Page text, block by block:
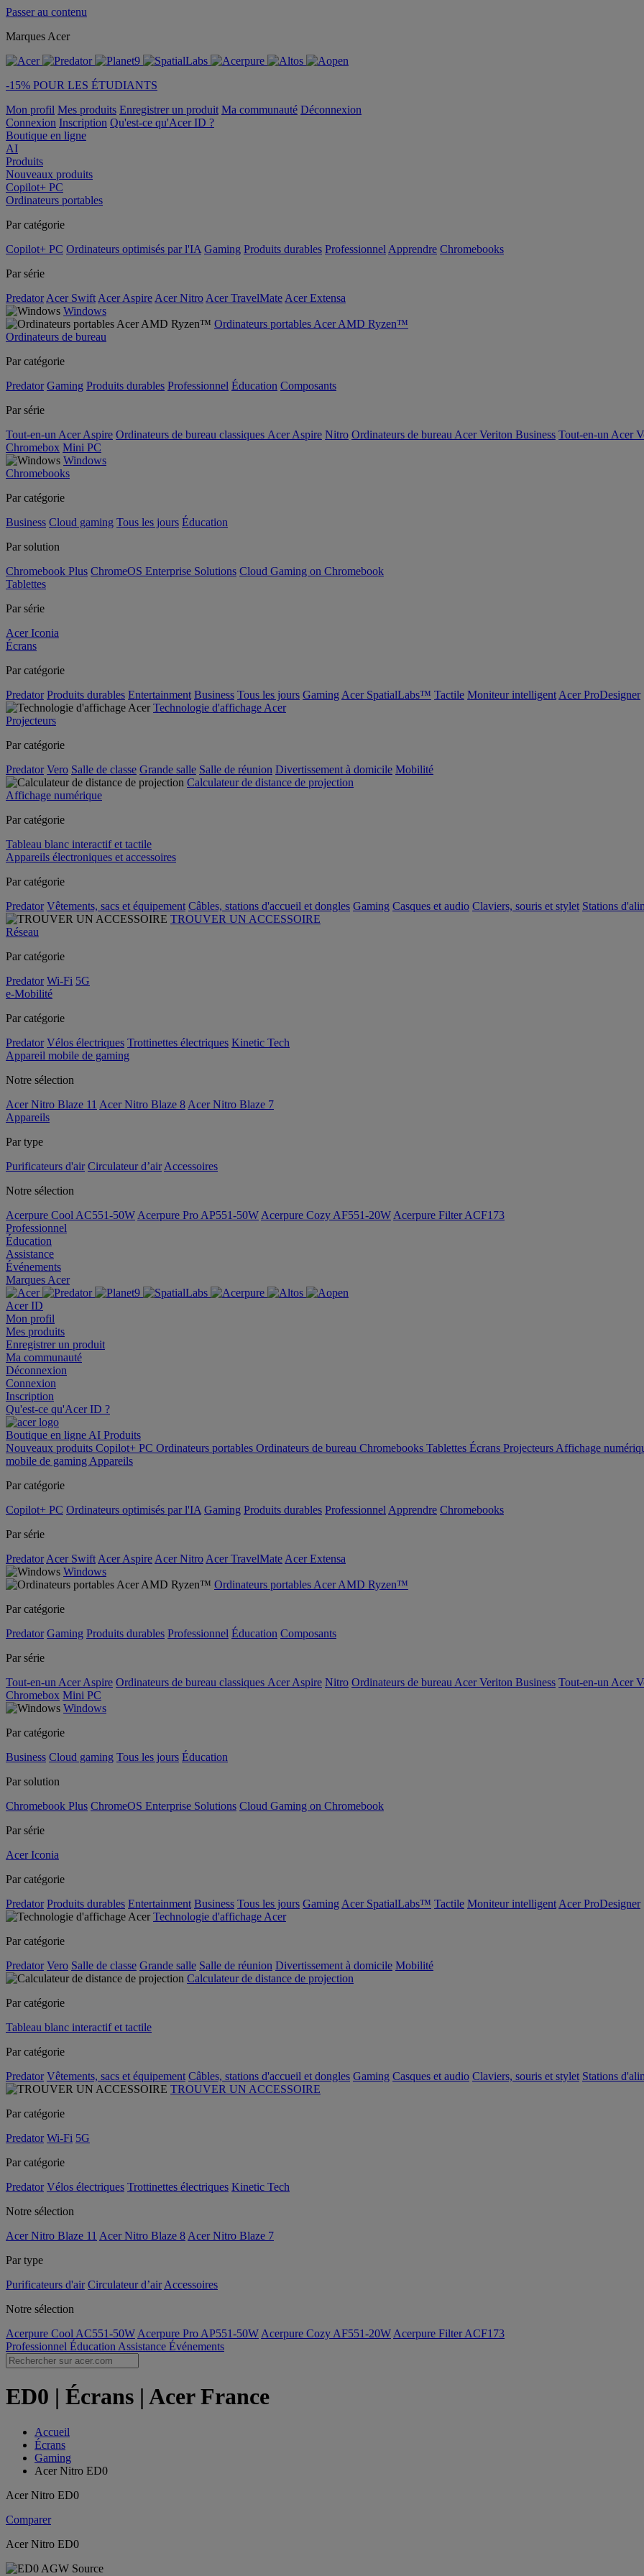
Passer au contenu
Marques Acer
-15% POUR LES ÉTUDIANTS
Mon profil Mes produits Enregistrer un produit Ma communauté Déconnexion
Connexion Inscription Qu'est-ce qu'Acer ID ?
Boutique en ligne
AI
Produits
Nouveaux produits
Copilot+ PC
Ordinateurs portables
Par catégorie
Copilot+ PC Ordinateurs optimisés par l'IA Gaming Produits durables Professionnel Apprendre Chromebooks
Par série
Predator Acer Swift Acer Aspire Acer Nitro Acer TravelMate Acer Extensa
Windows
Ordinateurs portables Acer AMD Ryzen™
Ordinateurs de bureau
Par catégorie
Predator Gaming Produits durables Professionnel Éducation Composants
Par série
Tout-en-un Acer Aspire Ordinateurs de bureau classiques Acer Aspire Nitro Ordinateurs de bureau Acer Veriton Business Tout-en-un Acer
Chromebox Mini PC
Windows
Chromebooks
Par catégorie
Business Cloud gaming Tous les jours Éducation
Par solution
Chromebook Plus ChromeOS Enterprise Solutions Cloud Gaming on Chromebook
Tablettes
Par série
Acer Iconia
Écrans
Par catégorie
Predator Produits durables Entertainment Business Tous les jours Gaming Acer SpatialLabs™ Tactile Moniteur intelligent Acer ProDesigner
Technologie d'affichage Acer
Projecteurs
Par catégorie
Predator Vero Salle de classe Grande salle Salle de réunion Divertissement à domicile Mobilité
Calculateur de distance de projection
Affichage numérique
Par catégorie
Tableau blanc interactif et tactile
Appareils électroniques et accessoires
Par catégorie
Predator Vêtements, sacs et équipement Câbles, stations d'accueil et dongles Gaming Casques et audio Claviers, souris et stylet Stations
TROUVER UN ACCESSOIRE
Réseau
Par catégorie
Predator Wi-Fi 5G
e-Mobilité
Par catégorie
Predator Vélos électriques Trottinettes électriques Kinetic Tech
Appareil mobile de gaming
Notre sélection
Acer Nitro Blaze 11 Acer Nitro Blaze 8 Acer Nitro Blaze 7
Appareils
Par type
Purificateurs d'air Circulateur d’air Accessoires
Notre sélection
Acerpure Cool AC551-50W Acerpure Pro AP551-50W Acerpure Cozy AF551-20W Acerpure Filter ACF173
Professionnel
Éducation
Assistance
Événements
Marques Acer
Acer ID
Mon profil
Mes produits
Enregistrer un produit
Ma communauté
Déconnexion
Connexion
Inscription
Qu'est-ce qu'Acer ID ?
Boutique en ligne AI Produits
Nouveaux produits Copilot+ PC Ordinateurs portables Ordinateurs de bureau Chromebooks Tablettes Écrans Projecteurs Affichage
mobile de gaming Appareils
Par catégorie
Copilot+ PC Ordinateurs optimisés par l'IA Gaming Produits durables Professionnel Apprendre Chromebooks
Par série
Predator Acer Swift Acer Aspire Acer Nitro Acer TravelMate Acer Extensa
Windows
Ordinateurs portables Acer AMD Ryzen™
Par catégorie
Predator Gaming Produits durables Professionnel Éducation Composants
Par série
Tout-en-un Acer Aspire Ordinateurs de bureau classiques Acer Aspire Nitro Ordinateurs de bureau Acer Veriton Business Tout-en-un Acer
Chromebox Mini PC
Windows
Par catégorie
Business Cloud gaming Tous les jours Éducation
Par solution
Chromebook Plus ChromeOS Enterprise Solutions Cloud Gaming on Chromebook
Par série
Acer Iconia
Par catégorie
Predator Produits durables Entertainment Business Tous les jours Gaming Acer SpatialLabs™ Tactile Moniteur intelligent Acer ProDesigner
Technologie d'affichage Acer
Par catégorie
Predator Vero Salle de classe Grande salle Salle de réunion Divertissement à domicile Mobilité
Calculateur de distance de projection
Par catégorie
Tableau blanc interactif et tactile
Par catégorie
Predator Vêtements, sacs et équipement Câbles, stations d'accueil et dongles Gaming Casques et audio Claviers, souris et stylet Stations
TROUVER UN ACCESSOIRE
Par catégorie
Predator Wi-Fi 5G
Par catégorie
Predator Vélos électriques Trottinettes électriques Kinetic Tech
Notre sélection
Acer Nitro Blaze 11 Acer Nitro Blaze 8 Acer Nitro Blaze 7
Par type
Purificateurs d'air Circulateur d’air Accessoires
Notre sélection
Acerpure Cool AC551-50W Acerpure Pro AP551-50W Acerpure Cozy AF551-20W Acerpure Filter ACF173
Professionnel Éducation Assistance Événements
ED0 | Écrans | Acer France
Accueil
Écrans
Gaming
Acer Nitro ED0
Acer Nitro ED0
Comparer
Acer Nitro ED0